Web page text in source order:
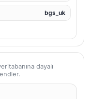
bgs_uk
dayalı